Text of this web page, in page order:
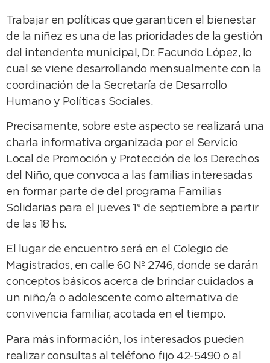
Trabajar en políticas que garanticen el bienestar
de la niñez es una de las prioridades de la gestión
del intendente municipal, Dr. Facundo López, lo
cual se viene desarrollando mensualmente con la
coordinación de la Secretaría de Desarrollo
Humano y Políticas Sociales.
Precisamente, sobre este aspecto se realizará una
charla informativa organizada por el Servicio
Local de Promoción y Protección de los Derechos
del Niño, que convoca a las familias interesadas
en formar parte de del programa Familias
Solidarias para el jueves 1º de septiembre a partir
de las 18 hs.
El lugar de encuentro será en el Colegio de
Magistrados, en calle 60 Nº 2746, donde se darán
conceptos básicos acerca de brindar cuidados a
un niño/a o adolescente como alternativa de
convivencia familiar, acotada en el tiempo.
Para más información, los interesados pueden
realizar consultas al teléfono fijo 42-5490 o al